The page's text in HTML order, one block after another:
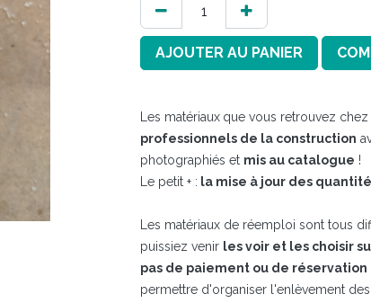
AJOUTER AU PANIER
Les matériaux que vous retrouvez
professionnels de la construction
photographiés et mis au catalogue !
Le petit + : la mise à jour des
Les matériaux de réemploi sont tous
puissiez venir les voir et les choisir
pas de paiement ou de réservation
permettre d'organiser l'enlèvement